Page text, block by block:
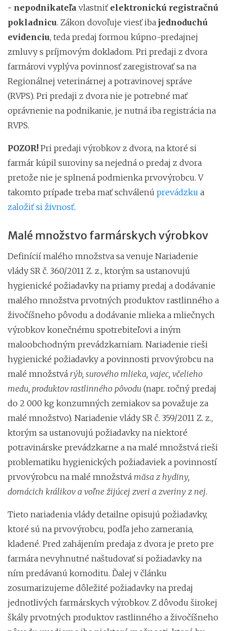
- nepodnikateľa vlastniť elektronickú registračnú
pokladnicu. Zákon dovoľuje viesť iba jednoduchú
evidenciu, teda predaj formou kúpno-predajnej
zmluvy s príjmovým dokladom. Pri predaji z dvora
farmárovi vyplýva povinnosť zaregistrovať sa na
Regionálnej veterinárnej a potravinovej správe
(RVPS). Pri predaji z dvora nie je potrebné mať
oprávnenie na podnikanie, je nutná iba registrácia na
RVPS.
POZOR! Pri predaji výrobkov z dvora, na ktoré si
farmár kúpil suroviny sa nejedná o predaj z dvora
pretože nie je splnená podmienka prvovýrobcu. V
takomto prípade treba mať schválenú prevádzku a
založiť si živnosť.
Malé množstvo farmárskych výrobkov
Definícií malého množstva sa venuje Nariadenie
vlády SR č. 360/2011 Z. z., ktorým sa ustanovujú
hygienické požiadavky na priamy predaj a dodávanie
malého množstva prvotných produktov rastlinného a
živočíšneho pôvodu a dodávanie mlieka a mliečnych
výrobkov konečnému spotrebiteľovi a iným
maloobchodným prevádzkarniam. Nariadenie rieši
hygienické požiadavky a povinnosti prvovýrobcu na
malé množstvá rýb, surového mlieka, vajec, včelieho
medu, produktov rastlinného pôvodu (napr. ročný predaj
do 2 000 kg konzumných zemiakov sa považuje za
malé množstvo). Nariadenie vlády SR č. 359/2011 Z. z.,
ktorým sa ustanovujú požiadavky na niektoré
potravinárske prevádzkarne a na malé množstvá rieši
problematiku hygienických požiadaviek a povinností
prvovýrobcu na malé množstvá mäsa z hydiny,
domácich králikov a voľne žijúcej zveri a zveriny z nej.
Tieto nariadenia vlády detailne opisujú požiadavky,
ktoré sú na prvovýrobcu, podľa jeho zamerania,
kladené. Pred zahájením predaja z dvora je preto pre
farmára nevyhnutné naštudovať si požiadavky na
ním predávanú komoditu. Ďalej v článku
zosumarizujeme dôležité požiadavky na predaj
jednotlivých farmárskych výrobkov. Z dôvodu širokej
škály prvotných produktov rastlinného a živočíšneho